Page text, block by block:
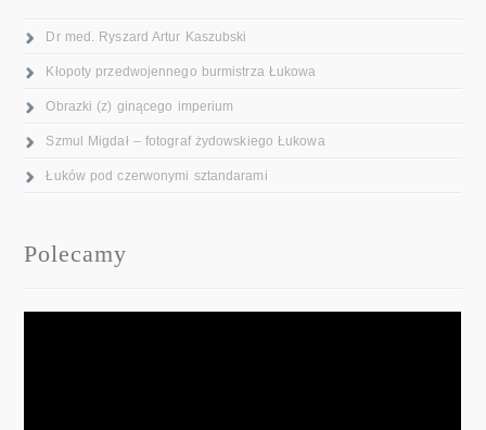
Dr med. Ryszard Artur Kaszubski
Kłopoty przedwojennego burmistrza Łukowa
Obrazki (z) ginącego imperium
Szmul Migdał – fotograf żydowskiego Łukowa
Łuków pod czerwonymi sztandarami
Polecamy